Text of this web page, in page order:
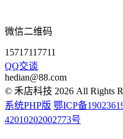
微信二维码
15717117711
QQ交谈
hedian@88.com
© 禾店科技 2026 All Rights
系统PHP版 鄂ICP备
42010202002773号